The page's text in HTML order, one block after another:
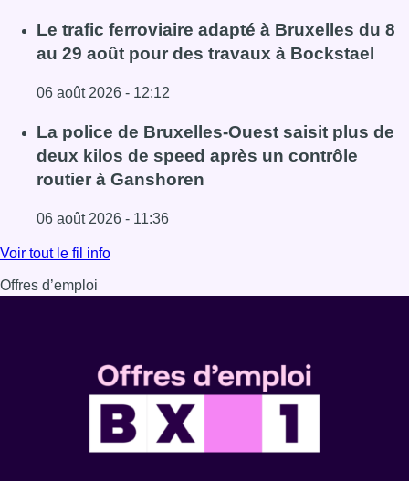
Lire l'article Éclipse solaire du 12 août : comment
Le trafic ferroviaire adapté à Bruxelles du 8
au 29 août pour des travaux à Bockstael
06 août 2026 - 12:12
Lire l'article Le trafic ferroviaire adapté à Bruxelles du 8
La police de Bruxelles-Ouest saisit plus de
deux kilos de speed après un contrôle
routier à Ganshoren
06 août 2026 - 11:36
Lire l'article La police de Bruxelles-Ouest saisit plus de
Voir tout le fil info
Offres d’emploi